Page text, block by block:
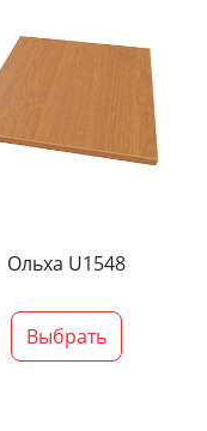
Ольха U1548
Выбрать